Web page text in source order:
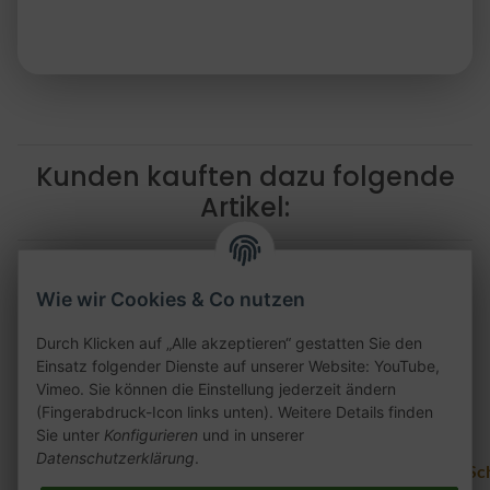
Kunden kauften dazu folgende
Artikel:
Schlauchanschluss -
Wie wir Cookies & Co nutzen
Durch Klicken auf „Alle akzeptieren“ gestatten Sie den
Einsatz folgender Dienste auf unserer Website: YouTube,
Vimeo. Sie können die Einstellung jederzeit ändern
(Fingerabdruck-Icon links unten). Weitere Details finden
Sie unter Konfigurieren und in unserer
Datenschutzerklärung.